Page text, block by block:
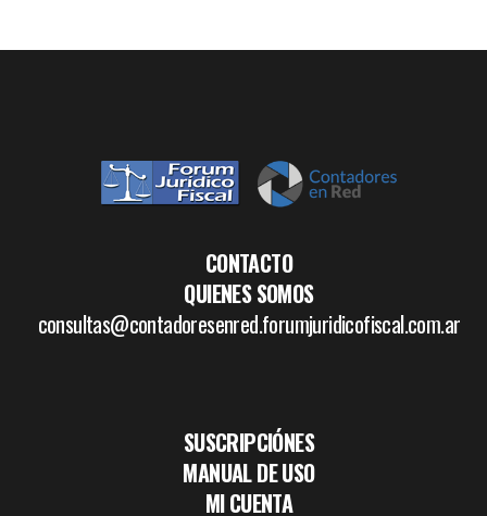
CONTACTO
QUIENES SOMOS
consultas@contadoresenred.forumjuridicofiscal.com.ar
SUSCRIPCIÓNES
MANUAL DE USO
MI CUENTA